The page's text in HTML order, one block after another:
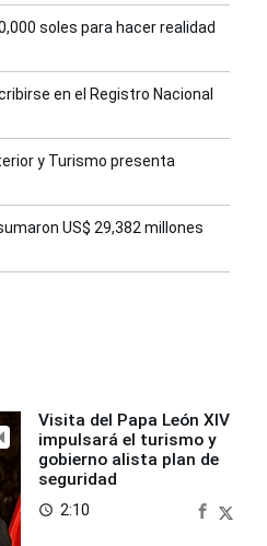
soles para hacer realidad
en el Registro Nacional
y Turismo presenta
US$ 29,382 millones
Visita del Papa León XIV
impulsará el turismo y
gobierno alista plan de
seguridad
access_time 2:10